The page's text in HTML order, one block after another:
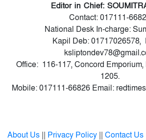
Editor in Chief:
Contact: 017111-
National Desk In-charge:
Kapil Deb: 01717026578,
Office: 116-117, Concord
1205.
Mobile: 017111-66826 Email:
About Us || Privacy Policy || Contact Us